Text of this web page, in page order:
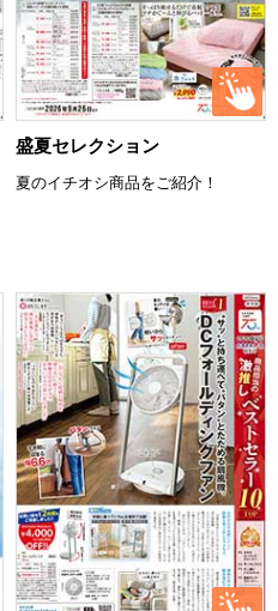
盛夏セレクション
夏のイチオシ商品をご紹介！